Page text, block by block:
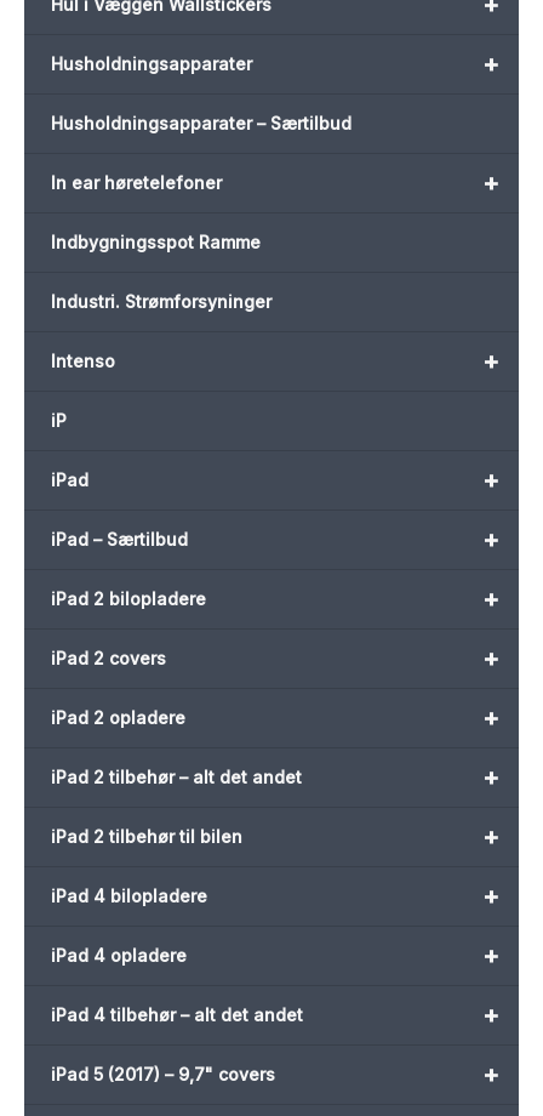
Hul i Væggen Wallstickers
+
Husholdningsapparater
Husholdningsapparater – Særtilbud
+
In ear høretelefoner
Indbygningsspot Ramme
Industri. Strømforsyninger
+
Intenso
iP
+
iPad
+
iPad – Særtilbud
+
iPad 2 bilopladere
+
iPad 2 covers
+
iPad 2 opladere
+
iPad 2 tilbehør – alt det andet
+
iPad 2 tilbehør til bilen
+
iPad 4 bilopladere
+
iPad 4 opladere
+
iPad 4 tilbehør – alt det andet
+
iPad 5 (2017) – 9,7" covers